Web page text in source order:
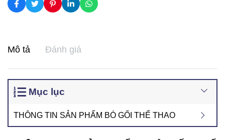
Mô tả Đánh giá
Mục lục
THÔNG TIN SẢN PHẨM BÓ GỐI THỂ THAO